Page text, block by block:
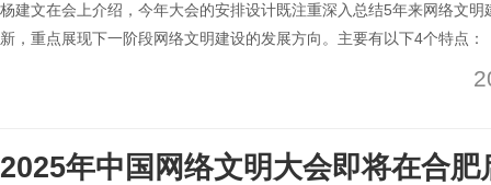
杨建文在会上介绍，今年大会的安排设计既注重深入总结5年来网络文
新，重点展现下一阶段网络文明建设的发展方向。主要有以下4个特点：
2025年中国网络文明大会即将在合